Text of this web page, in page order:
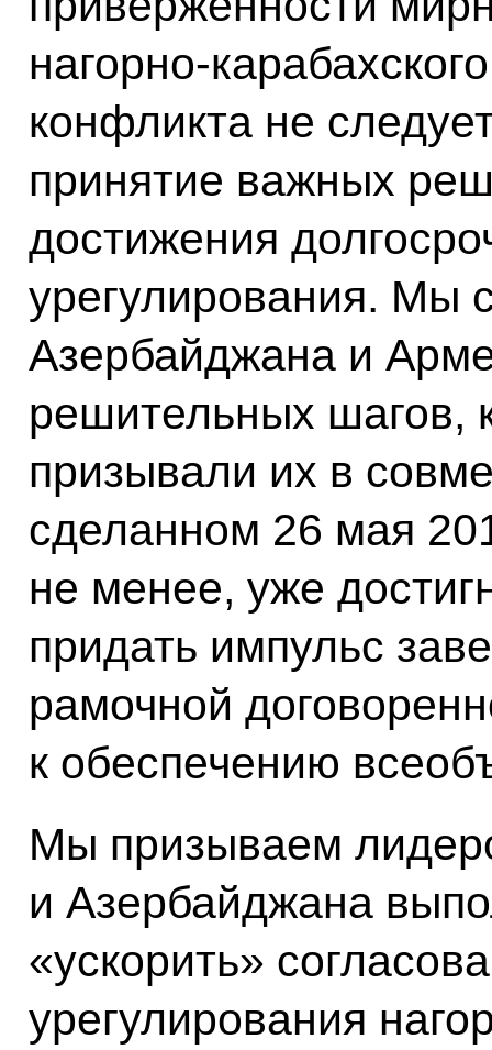
нагорно-
конфликта не
принятие важных
достижения
урегулирования. Мы
Азербайджана и
решительных шагов,
призывали их в
сделанном 26 мая
не менее, уже
придать импульс
рамочной
к обеспечению
Мы призываем
и Азербайджана
«ускорить»
урегулирования